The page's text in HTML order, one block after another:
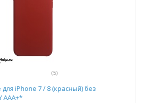
(5)
iPhone 7 / 8 (красный) без
AAA+*